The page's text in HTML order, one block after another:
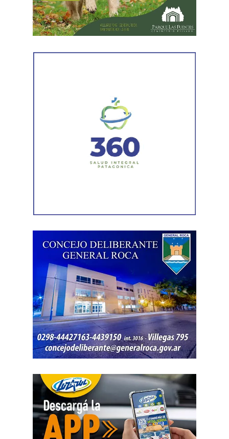
camiones bacheadores, lo que permitirá incrementar
el ritmo de ejecución y optimizar las tareas de
mantenimiento en distintos puntos del Alto Valle.
Por otra parte, el organismo avanza con el relevamiento
sectores más deteriorados y mejorar las condiciones de